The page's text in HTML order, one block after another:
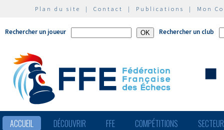
Plan du site | Contact | Publications | Mon
Rechercher un joueur Rechercher un club
ACCUEIL DÉCOUVRIR FFE COMPÉTITIONS